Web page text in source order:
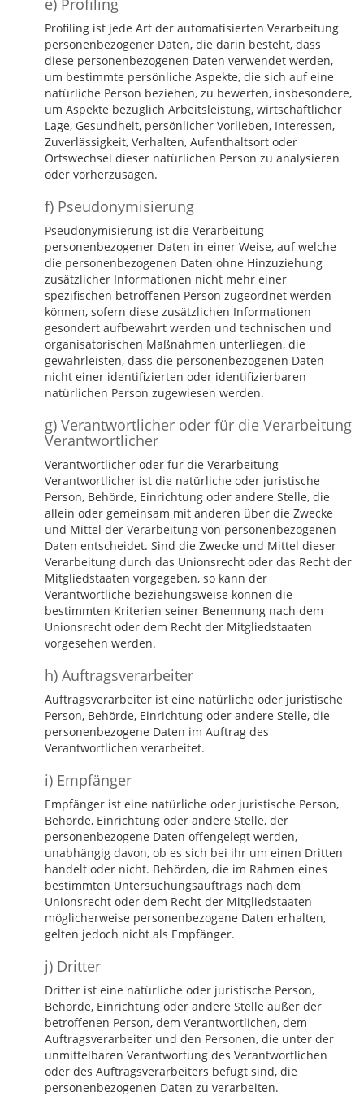
e) Profiling
Profiling ist jede Art der automatisierten Verarbeitung
personenbezogener Daten, die darin besteht, dass
diese personenbezogenen Daten verwendet werden,
um bestimmte persönliche Aspekte, die sich auf eine
natürliche Person beziehen, zu bewerten, insbesondere,
um Aspekte bezüglich Arbeitsleistung, wirtschaftlicher
Lage, Gesundheit, persönlicher Vorlieben, Interessen,
Zuverlässigkeit, Verhalten, Aufenthaltsort oder
Ortswechsel dieser natürlichen Person zu analysieren
oder vorherzusagen.
f) Pseudonymisierung
Pseudonymisierung ist die Verarbeitung
personenbezogener Daten in einer Weise, auf welche
die personenbezogenen Daten ohne Hinzuziehung
zusätzlicher Informationen nicht mehr einer
spezifischen betroffenen Person zugeordnet werden
können, sofern diese zusätzlichen Informationen
gesondert aufbewahrt werden und technischen und
organisatorischen Maßnahmen unterliegen, die
gewährleisten, dass die personenbezogenen Daten
nicht einer identifizierten oder identifizierbaren
natürlichen Person zugewiesen werden.
g) Verantwortlicher oder für die Verarbeitung
Verantwortlicher
Verantwortlicher oder für die Verarbeitung
Verantwortlicher ist die natürliche oder juristische
Person, Behörde, Einrichtung oder andere Stelle, die
allein oder gemeinsam mit anderen über die Zwecke
und Mittel der Verarbeitung von personenbezogenen
Daten entscheidet. Sind die Zwecke und Mittel dieser
Verarbeitung durch das Unionsrecht oder das Recht der
Mitgliedstaaten vorgegeben, so kann der
Verantwortliche beziehungsweise können die
bestimmten Kriterien seiner Benennung nach dem
Unionsrecht oder dem Recht der Mitgliedstaaten
vorgesehen werden.
h) Auftragsverarbeiter
Auftragsverarbeiter ist eine natürliche oder juristische
Person, Behörde, Einrichtung oder andere Stelle, die
personenbezogene Daten im Auftrag des
Verantwortlichen verarbeitet.
i) Empfänger
Empfänger ist eine natürliche oder juristische Person,
Behörde, Einrichtung oder andere Stelle, der
personenbezogene Daten offengelegt werden,
unabhängig davon, ob es sich bei ihr um einen Dritten
handelt oder nicht. Behörden, die im Rahmen eines
bestimmten Untersuchungsauftrags nach dem
Unionsrecht oder dem Recht der Mitgliedstaaten
möglicherweise personenbezogene Daten erhalten,
gelten jedoch nicht als Empfänger.
j) Dritter
Dritter ist eine natürliche oder juristische Person,
Behörde, Einrichtung oder andere Stelle außer der
betroffenen Person, dem Verantwortlichen, dem
Auftragsverarbeiter und den Personen, die unter der
unmittelbaren Verantwortung des Verantwortlichen
oder des Auftragsverarbeiters befugt sind, die
personenbezogenen Daten zu verarbeiten.